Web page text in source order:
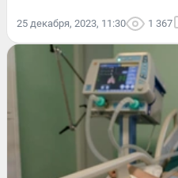
25 декабря, 2023, 11:30 1 367